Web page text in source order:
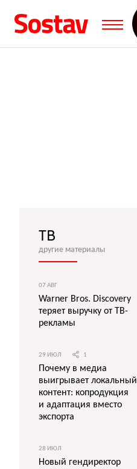
ТВ
другие материалы
07 АВГ
Warner Bros. Discovery
теряет выручку от ТВ-
рекламы
29 ИЮЛ 1
Почему в медиа
выигрывает локальный
контент: копродукция
и адаптация вместо
экспорта
28 ИЮЛ
Новый гендиректор